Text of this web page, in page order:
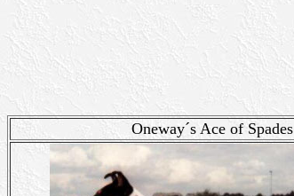
Oneway´s Ace of Spades